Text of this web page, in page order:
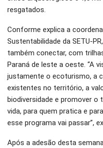
resgatados.
Conforme explica a
Sustentabilidade da SETU-
também conectar, com
Paraná de leste a oeste. “A
justamente o ecoturismo, a
existentes no território, a
biodiversidade e promover o
vida, para quem pratica e
esse programa vai passar”,
Após a adesão desta